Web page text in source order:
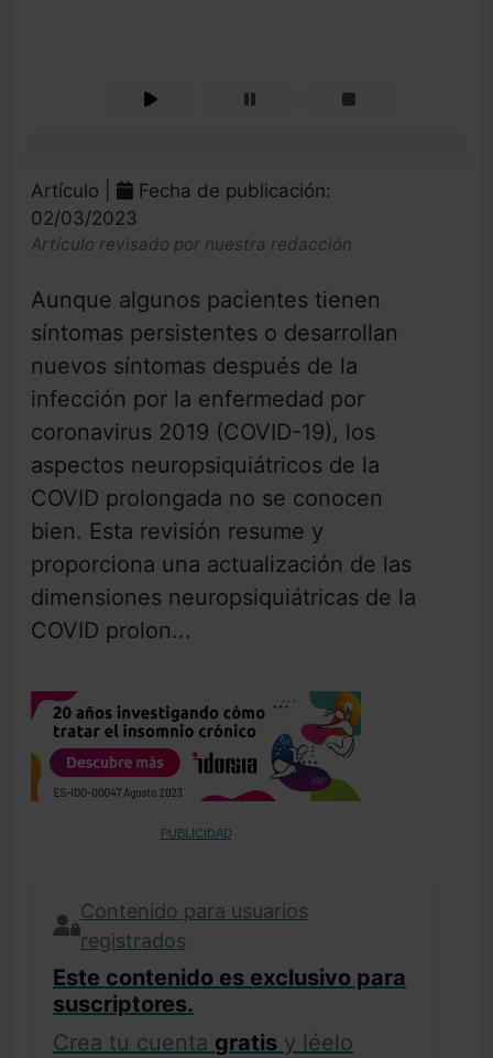
Artículo |
Fecha de publicación:
02/03/2023
Artículo revisado por nuestra redacción
Aunque algunos pacientes tienen
síntomas persistentes o desarrollan
nuevos síntomas después de la
infección por la enfermedad por
coronavirus 2019 (COVID-19), los
aspectos neuropsiquiátricos de la
COVID prolongada no se conocen
bien. Esta revisión resume y
proporciona una actualización de las
dimensiones neuropsiquiátricas de la
COVID prolon...
PUBLICIDAD
Contenido para usuarios
registrados
Este contenido es exclusivo para
suscriptores.
Crea tu cuenta gratis y léelo